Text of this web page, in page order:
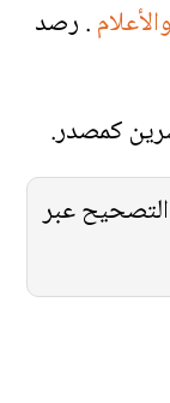
. رصد
كمصدر.
عبر